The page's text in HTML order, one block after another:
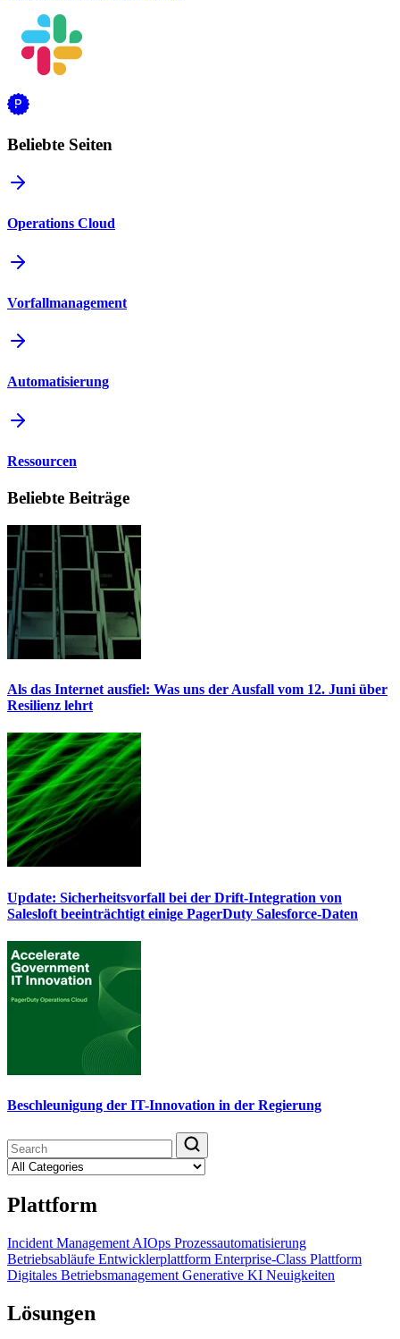
Beliebte Seiten
Operations Cloud
Vorfallmanagement
Automatisierung
Ressourcen
Beliebte Beiträge
Als das Internet ausfiel: Was uns der Ausfall vom 12. Juni über
Resilienz lehrt
Update: Sicherheitsvorfall bei der Drift-Integration von
Salesloft beeinträchtigt einige PagerDuty Salesforce-Daten
Beschleunigung der IT-Innovation in der Regierung
Plattform
Incident Management AIOps Prozessautomatisierung
Betriebsabläufe Entwicklerplattform Enterprise-Class Plattform
Digitales Betriebsmanagement Generative KI Neuigkeiten
Lösungen